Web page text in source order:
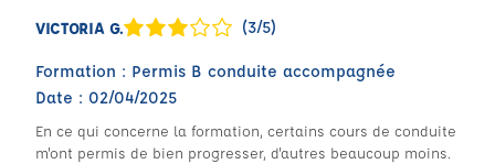
VICTORIA G. (3/5)
Formation : Permis B conduite accompagnée
Date : 02/04/2025
En ce qui concerne la formation, certains cours de conduite
m'ont permis de bien progresser, d'autres beaucoup moins.